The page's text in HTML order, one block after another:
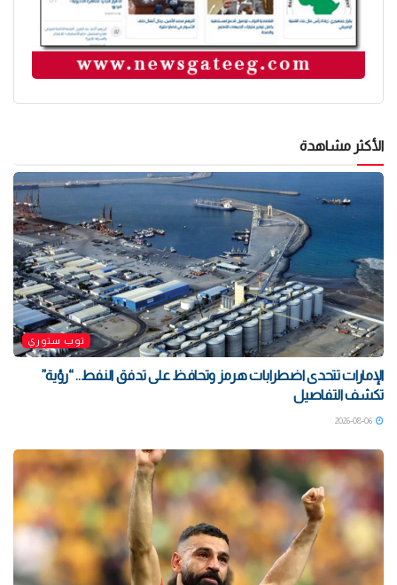
الأكثر مشاهدة
توب ستوري
الإمارات تتحدى اضطرابات هرمز وتحافظ على تدفق النفط.. “رؤية”
تكشف التفاصيل